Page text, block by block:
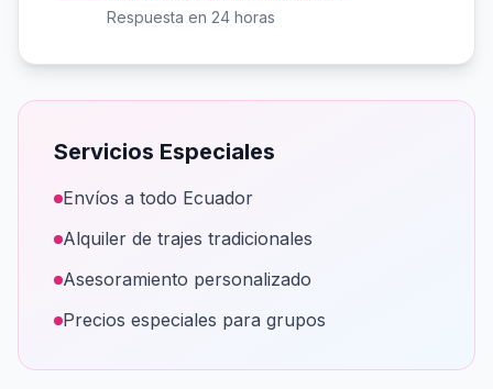
Respuesta en 24 horas
Servicios Especiales
Envíos a todo Ecuador
Alquiler de trajes tradicionales
Asesoramiento personalizado
Precios especiales para grupos